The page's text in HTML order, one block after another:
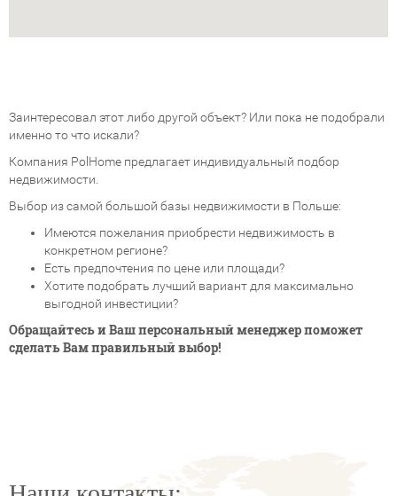
Заинтересовал этот либо другой объект? Или пока не подобрали
именно то что искали?
Компания PolHome предлагает индивидуальный подбор
недвижимости.
Выбор из самой большой базы недвижимости в Польше:
Имеются пожелания приобрести недвижимость в
конкретном регионе?
Есть предпочтения по цене или площади?
Хотите подобрать лучший вариант для максимально
выгодной инвестиции?
Обращайтесь и Ваш персональный менеджер поможет
сделать Вам правильный выбор!